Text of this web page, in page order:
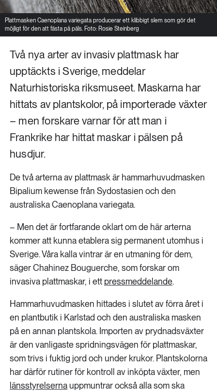
Plattmasken Caenoplana variegata producerar ett klibbigt slem som gör det
möjligt för den att fästa på päls. Foto: Rosie Steinberg
Två nya arter av invasiv plattmask har
upptäckts i Sverige, meddelar
Naturhistoriska riksmuseet. Maskarna har
hittats av plantskolor, på importerade växter
– men forskare varnar för att man i
Frankrike har hittat maskar i pälsen på
husdjur.
De två arterna av plattmask är hammarhuvudmasken
Bipalium kewense från Sydostasien och den
australiska Caenoplana variegata.
– Men det är fortfarande oklart om de här arterna
kommer att kunna etablera sig permanent utomhus i
Sverige. Våra kalla vintrar är en utmaning för dem,
säger Chahinez Bouguerche, som forskar om
invasiva plattmaskar, i ett pressmeddelande.
Hammarhuvudmasken hittades i slutet av förra året i
en plantbutik i Karlstad och den australiska masken
på en annan plantskola. Importen av prydnadsväxter
är den vanligaste spridningsvägen för plattmaskar,
som trivs i fuktig jord och under krukor. Plantskolorna
har därför rutiner för kontroll av inköpta växter, men
länsstyrelserna uppmuntrar också alla som ska